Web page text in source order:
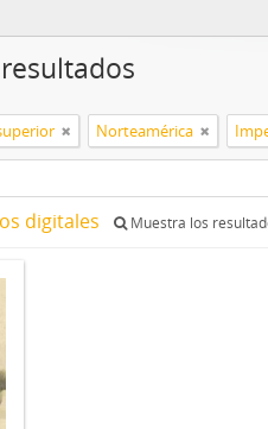
Norteamérica
digitales Muestra los